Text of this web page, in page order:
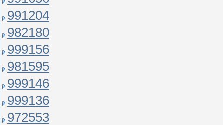
991204
982180
999156
981595
999146
999136
972553